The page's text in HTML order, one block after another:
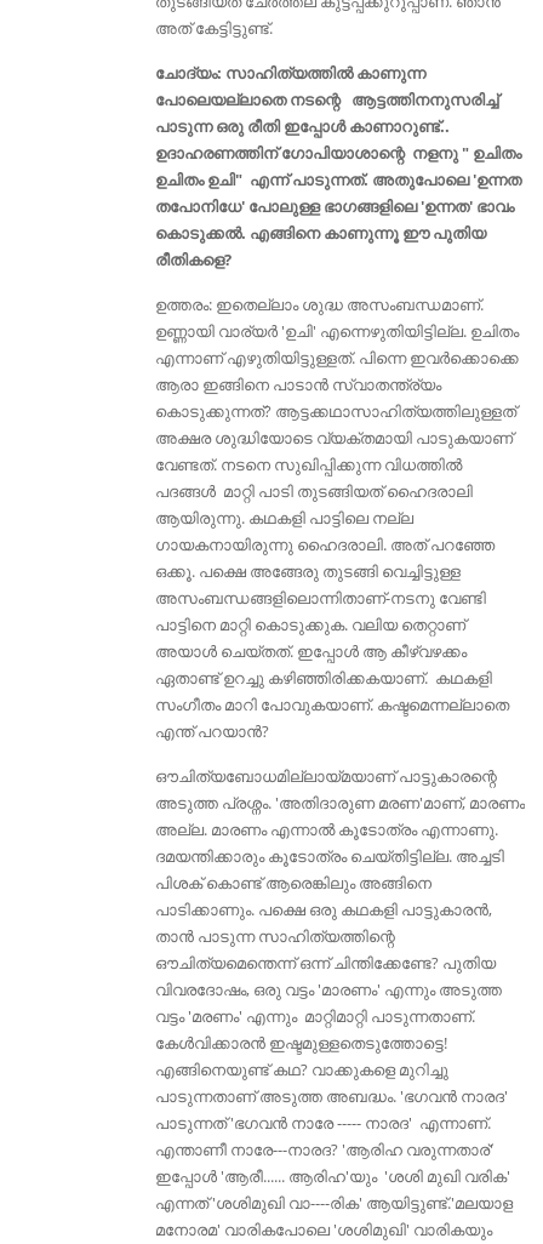
അത് കേട്ടിട്ടുണ്ട്.
ചോദ്യം: സാഹിത്യത്തില്‍ കാണുന്ന
പോലെയല്ലാതെ നടന്റെ ആട്ടത്തിനനുസരിച്ച്
പാടുന്ന ഒരു രീതി ഇപ്പോൾ കാണാറുണ്ട്‌..
ഉദാഹരണത്തിന് ഗോപിയാശാന്റെ നളനു " ഉചിതം
ഉചിതം ഉചി" എന്ന് പാടുന്നത്. അതുപോലെ 'ഉന്നത
തപോനിധേ' പോലുള്ള ഭാഗങ്ങളിലെ 'ഉന്നത' ഭാവം
കൊടുക്കൽ. എങ്ങിനെ കാണുന്നൂ ഈ പുതിയ
രീതികളെ?
ഉത്തരം: ഇതെല്ലാം ശുദ്ധ അസംബന്ധമാണ്.
ഉണ്ണായി വാര്യര്‍ 'ഉചി' എന്നെഴുതിയിട്ടില്ല. ഉചിതം
എന്നാണ് എഴുതിയിട്ടുള്ളത്. പിന്നെ ഇവര്‍ക്കൊക്കെ
ആരാ ഇങ്ങിനെ പാടാന്‍ സ്വാതന്ത്ര്യം
കൊടുക്കുന്നത്? ആട്ടക്കഥാസാഹിത്യത്തിലുള്ളത്‌
അക്ഷര ശുദ്ധിയോടെ വ്യക്തമായി പാടുകയാണ്
വേണ്ടത്. നടനെ സുഖിപ്പിക്കുന്ന വിധത്തില്‍
പദങ്ങള്‍ മാറ്റി പാടി തുടങ്ങിയത് ഹൈദരാലി
ആയിരുന്നു. കഥകളി പാട്ടിലെ നല്ല
ഗായകനായിരുന്നു ഹൈദരാലി. അത് പറഞ്ഞേ
ഒക്കൂ. പക്ഷെ അങ്ങേരു തുടങ്ങി വെച്ചിട്ടുള്ള
അസംബന്ധങ്ങളിലൊന്നിതാണ്-നടനു വേണ്ടി
പാട്ടിനെ മാറ്റി കൊടുക്കുക. വലിയ തെറ്റാണ്
അയാൾ ചെയ്തത്. ഇപ്പോള്‍ ആ കീഴ്വഴക്കം
ഏതാണ്ട് ഉറച്ചു കഴിഞ്ഞിരിക്കകയാണ്. കഥകളി
സംഗീതം മാറി പോവുകയാണ്. കഷ്ടമെന്നല്ലാതെ
എന്ത് പറയാന്‍?
ഔചിത്യബോധമില്ലായ്മയാണ് പാട്ടുകാരന്റെ
അടുത്ത പ്രശ്നം. 'അതിദാരുണ മരണ'മാണ്, മാരണം
അല്ല. മാരണം എന്നാല്‍ കൂടോത്രം എന്നാണു.
ദമയന്തിക്കാരും കൂടോത്രം ചെയ്തിട്ടില്ല. അച്ചടി
പിശക് കൊണ്ട് ആരെങ്കിലും അങ്ങിനെ
പാടിക്കാണും. പക്ഷെ ഒരു കഥകളി പാട്ടുകാരന്‍,
താന്‍ പാടുന്ന സാഹിത്യത്തിന്റെ
ഔചിത്യമെന്തെന്ന് ഒന്ന് ചിന്തിക്കേണ്ടേ? പുതിയ
വിവരദോഷം, ഒരു വട്ടം 'മാരണം' എന്നും അടുത്ത
വട്ടം 'മരണം' എന്നും മാറ്റിമാറ്റി പാടുന്നതാണ്.
കേൾവിക്കാരൻ ഇഷ്ടമുള്ളതെടുത്തോട്ടെ!
എങ്ങിനെയുണ്ട് കഥ? വാക്കുകളെ മുറിച്ചു
പാടുന്നതാണ് അടുത്ത അബദ്ധം. 'ഭഗവൻ നാരദ'
പാടുന്നത് 'ഭഗവൻ നാരേ ----- നാരദ' എന്നാണ്.
എന്താണീ നാരേ---നാരദ? 'ആരിഹ വരുന്നതാര്'
ഇപ്പോള്‍ 'ആരീ...... ആരിഹ'യും 'ശശി മുഖി വരിക'
എന്നത് 'ശശിമുഖി വാ----രിക' ആയിട്ടുണ്ട്‌.'മലയാള
മനോരമ' വാരികപോലെ 'ശശിമുഖി' വാരികയും